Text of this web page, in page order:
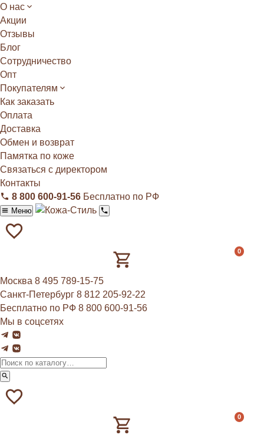
О нас
Акции
Отзывы
Блог
Сотрудничество
Опт
Покупателям
Как заказать
Оплата
Доставка
Обмен и возврат
Памятка по коже
Связаться с директором
Контакты
8 800 600‑91‑56 Бесплатно по РФ
Меню
0
Москва 8 495 789‑15‑75
Санкт-Петербург 8 812 205‑92‑22
Бесплатно по РФ 8 800 600‑91‑56
Мы в соцсетях
0